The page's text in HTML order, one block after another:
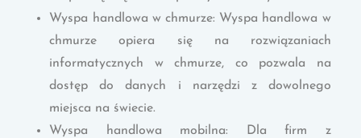
Wyspa handlowa w chmurze: Wyspa handlowa w
chmurze opiera się na rozwiązaniach
informatycznych w chmurze, co pozwala na
dostęp do danych i narzędzi z dowolnego
miejsca na świecie.
Wyspa handlowa mobilna: Dla firm z